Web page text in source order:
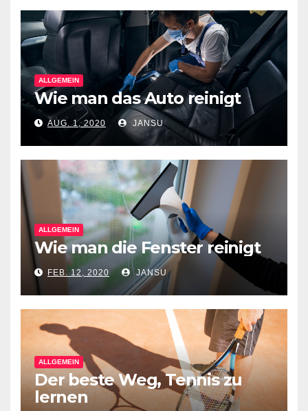
ALLGEMEIN
Wie man das Auto reinigt
AUG. 1, 2020 JANSU
ALLGEMEIN
Wie man die Fenster reinigt
FEB. 12, 2020 JANSU
ALLGEMEIN
Der beste Weg, Tennis zu
lernen